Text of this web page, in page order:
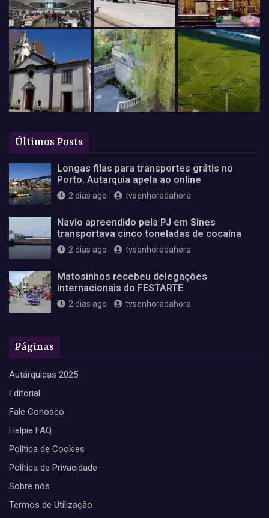
Últimos Posts
Longas filas para transportes grátis no
Porto. Autarquia apela ao online
2 dias ago tvsenhoradahora
Navio apreendido pela PJ em Sines
transportava cinco toneladas de cocaína
2 dias ago tvsenhoradahora
Matosinhos recebeu delegações
internacionais do FESTARTE
2 dias ago tvsenhoradahora
Páginas
Autárquicas 2025
Editorial
Fale Conosco
Helpie FAQ
Política de Cookies
Política de Privacidade
Sobre nós
Termos de Utilização